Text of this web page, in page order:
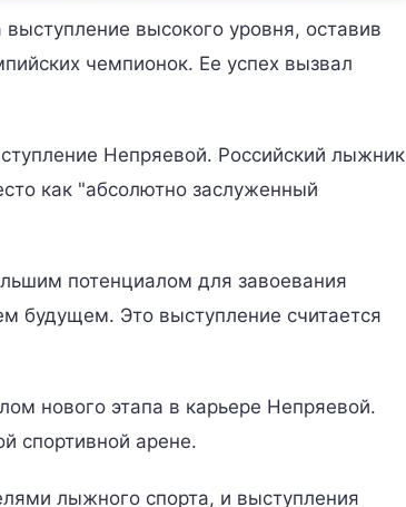
высокого уровня, оставив
чемпионок. Ее успех вызвал
Непряевой. Российский лыжник
как "абсолютно заслуженный
потенциалом для завоевания
будущем. Это выступление считается
нового этапа в карьере Непряевой.
спортивной арене.
лыжного спорта, и выступления